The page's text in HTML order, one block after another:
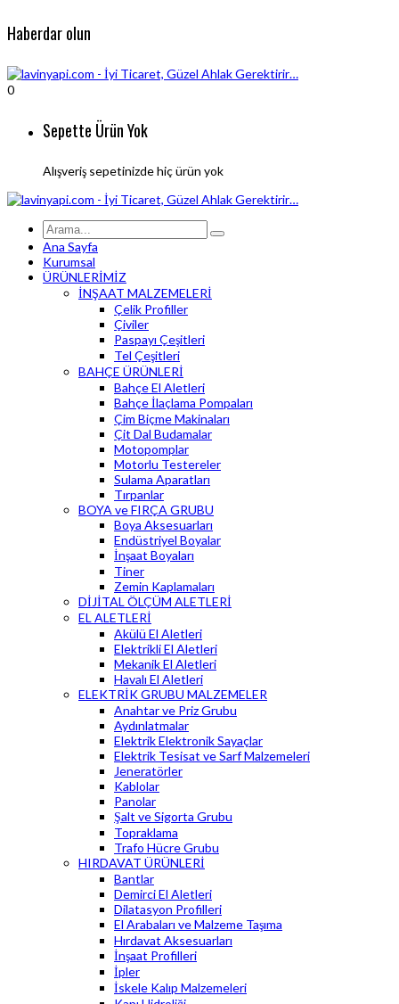
Haberdar olun
0
Sepette Ürün Yok
Alışveriş sepetinizde hiç ürün yok
Ana Sayfa
Kurumsal
ÜRÜNLERİMİZ
İNŞAAT MALZEMELERİ
Çelik Profiller
Çiviler
Paspayı Çeşitleri
Tel Çeşitleri
BAHÇE ÜRÜNLERİ
Bahçe El Aletleri
Bahçe İlaçlama Pompaları
Çim Biçme Makinaları
Çit Dal Budamalar
Motopomplar
Motorlu Testereler
Sulama Aparatları
Tırpanlar
BOYA ve FIRÇA GRUBU
Boya Aksesuarları
Endüstriyel Boyalar
İnşaat Boyaları
Tiner
Zemin Kaplamaları
DİJİTAL ÖLÇÜM ALETLERİ
EL ALETLERİ
Akülü El Aletleri
Elektrikli El Aletleri
Mekanik El Aletleri
Havalı El Aletleri
ELEKTRİK GRUBU MALZEMELER
Anahtar ve Priz Grubu
Aydınlatmalar
Elektrik Elektronik Sayaçlar
Elektrik Tesisat ve Sarf Malzemeleri
Jeneratörler
Kablolar
Panolar
Şalt ve Sigorta Grubu
Topraklama
Trafo Hücre Grubu
HIRDAVAT ÜRÜNLERİ
Bantlar
Demirci El Aletleri
Dilatasyon Profilleri
El Arabaları ve Malzeme Taşıma
Hırdavat Aksesuarları
İnşaat Profilleri
İpler
İskele Kalıp Malzemeleri